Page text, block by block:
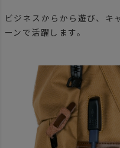
ビジネスからから遊び、キ
ーンで活躍します。